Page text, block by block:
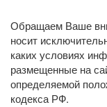
Обращаем Ваше
носит
каких условиях
размещенные на
определяемой
кодекса РФ.